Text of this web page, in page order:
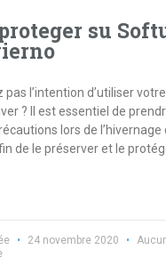
su
pas l’intention d’utiliser
? Il est essentiel de
lors de l’hivernage
de le préserver et le
24 novembre 2020